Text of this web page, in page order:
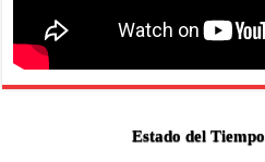
Estado del Tiempo